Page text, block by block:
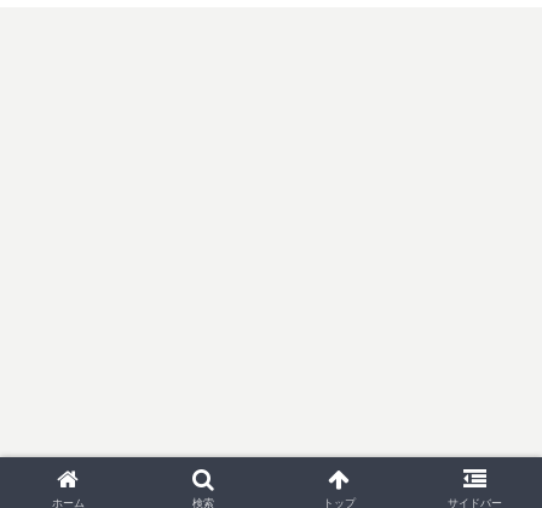
ホーム 検索 トップ サイドバー